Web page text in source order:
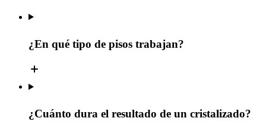
¿En qué tipo de pisos trabajan?
¿Cuánto dura el resultado de un cristalizado?